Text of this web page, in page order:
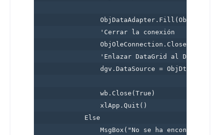
                ObjDataAdapter.Fill(ObjDttImp)
                'Cerrar la conexión
                ObjOleConnection.Close()
'Enlazar DataGrid al
                dgv.DataSource = ObjDttImp
                wb.Close(True)
                xlApp.Quit()
            Else
MsgBox("No se ha encontrado